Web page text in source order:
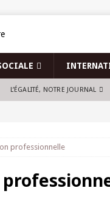
L’ÉGALITÉ, NOTRE JOURNAL
professionnelle